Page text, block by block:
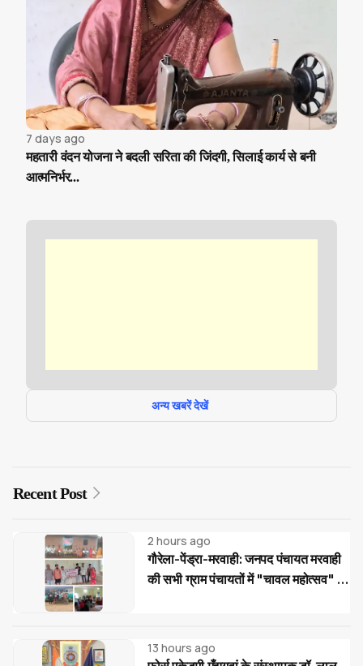
7 days ago
महतारी वंदन योजना ने बदली सरिता की जिंदगी, सिलाई कार्य से बनी
आत्मनिर्भर...
अन्य खबरें देखें
Recent Post
2 hours ago
गौरेला-पेंड्रा-मरवाही: जनपद पंचायत मरवाही
की सभी ग्राम पंचायतों में "चावल महोत्सव" के
13 hours ago